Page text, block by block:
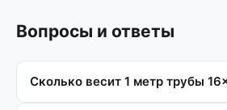
Вопросы и ответы
Сколько весит 1 метр трубы